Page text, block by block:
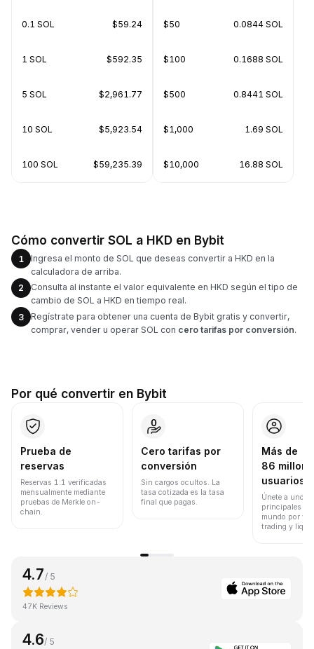
0.1 SOL $59.24
1 SOL $592.35
5 SOL $2,961.77
10 SOL $5,923.54
100 SOL $59,235.39
$50 0.0844 SOL
$100 0.1688 SOL
$500 0.8441 SOL
$1,000 1.69 SOL
$10,000 16.88 SOL
Cómo convertir SOL a HKD en Bybit
1
Ingresa el monto de SOL que deseas convertir a HKD en la
calculadora de arriba.
2
Consulta al instante el valor equivalente en HKD según el tipo de
cambio de SOL a HKD en tiempo real.
3
Regístrate para obtener una cuenta de Bybit gratis y convertir,
comprar, vender u operar SOL con cero tarifas por conversión.
Por qué convertir en Bybit
Prueba de
reservas
Reservas 1:1 verificadas
mensualmente mediante
pruebas de Merkle on-
chain.
Cero tarifas por
conversión
Sin cargos ocultos. La
tasa cotizada es la tasa
final que pagas.
Más de
86
usuarios
Únete a uno
principales
mundo por
trading y
4.7 / 5
47K Reviews
4.6/ 5